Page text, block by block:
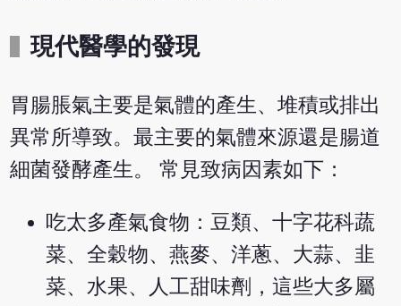
現代醫學的發現
胃腸脹氣主要是氣體的產生、堆積或排出
異常所導致。最主要的氣體來源還是腸道
細菌發酵產生。 常見致病因素如下：
吃太多產氣食物：豆類、十字花科蔬
菜、全穀物、燕麥、洋蔥、大蒜、韭
菜、水果、人工甜味劑，這些大多屬